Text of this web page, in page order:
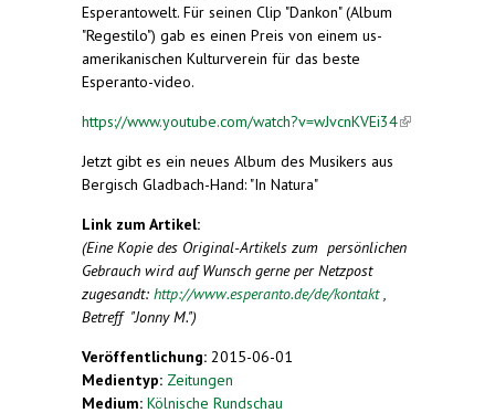
Esperantowelt. Für seinen Clip "Dankon" (Album
"Regestilo") gab es einen Preis von einem us-
amerikanischen Kulturverein für das beste
Esperanto-video.
https://www.youtube.com/watch?v=wJvcnKVEi34(link is
Jetzt gibt es ein neues Album des Musikers aus
Bergisch Gladbach-Hand: "In Natura"
Link zum Artikel:
(Eine Kopie des Original-Artikels zum persönlichen
Gebrauch wird auf Wunsch gerne per Netzpost
zugesandt: http://www.esperanto.de/de/kontakt,
Betreff "Jonny M.")
Veröffentlichung: 2015-06-01
Medientyp: Zeitungen
Medium: Kölnische Rundschau